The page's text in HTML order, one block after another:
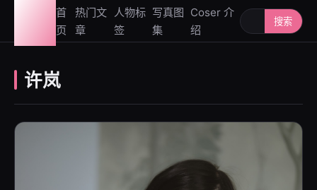
首
页
热门文
章
人物标
签
写真图
集
Coser 介
绍
搜索人物或写
搜索
许岚